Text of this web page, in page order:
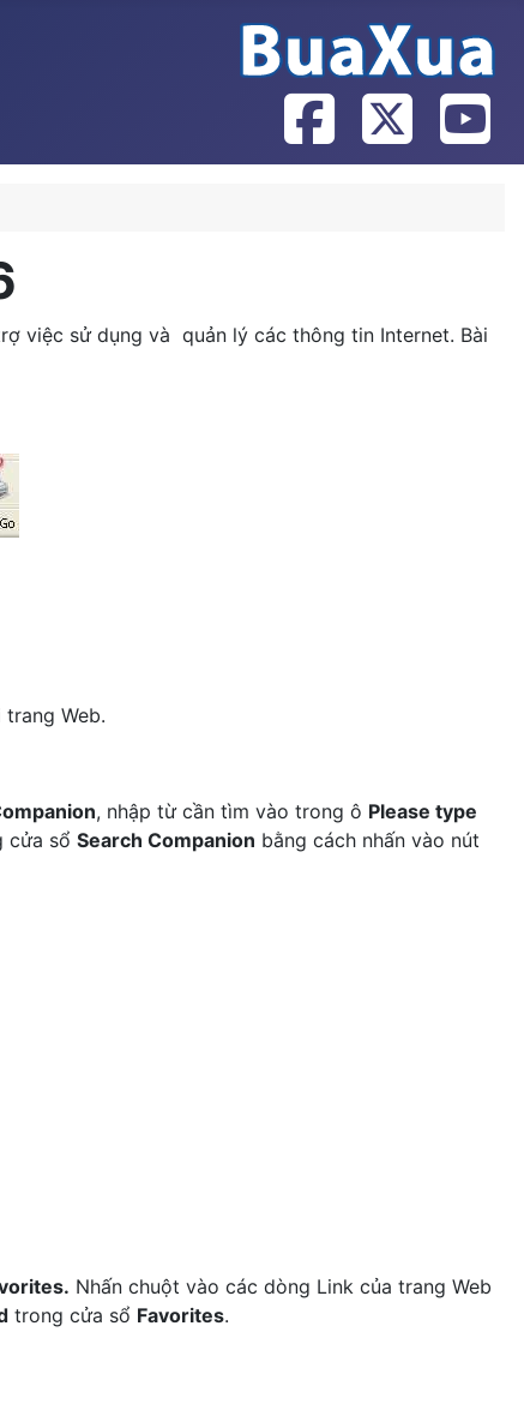
việc sử dụng và quản lý các thông tin Internet. Bài
Web.
, nhập từ cần tìm vào trong ô Please type
cửa sổ Search Companion bằng cách nhấn vào nút
Nhấn chuột vào các dòng Link của trang Web
trong cửa sổ Favorites.